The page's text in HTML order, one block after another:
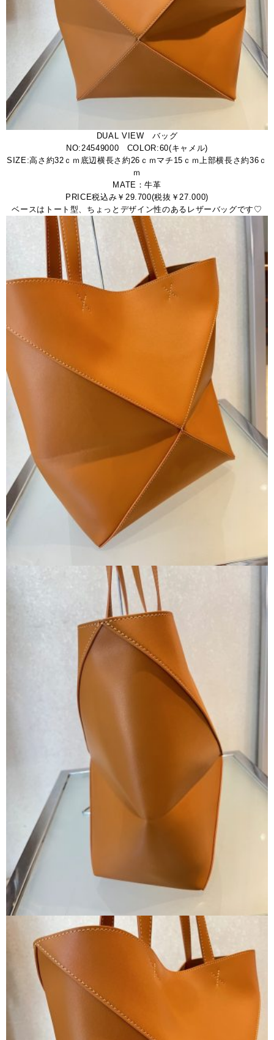
DUAL VIEW バッグ
NO:24549000 COLOR:60(キャメル)
SIZE:高さ約32ｃｍ底辺横長さ約26ｃｍマチ15ｃｍ上部横長さ約36ｃ
ｍ
MATE：牛革
PRICE税込み￥29.700(税抜￥27.000)
ベースはトート型、ちょっとデザイン性のあるレザーバッグです♡